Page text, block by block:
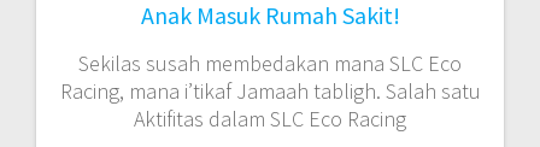
Anak Masuk Rumah Sakit!
Sekilas susah membedakan mana SLC Eco
Racing, mana i’tikaf Jamaah tabligh. Salah satu
Aktifitas dalam SLC Eco Racing